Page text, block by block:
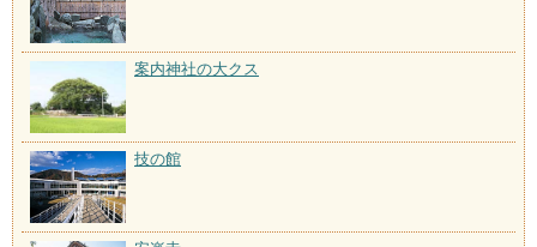
案内神社の大クス
技の館